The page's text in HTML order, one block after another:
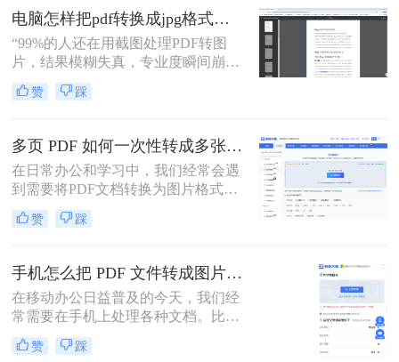
编，我见过太多人因方法不当浪费时
间。
电脑怎样把pdf转换成jpg格式的图片？三大高效方法，精准保真一看就会！
“99%的人还在用截图处理PDF转图
片，结果模糊失真，专业度瞬间崩
塌。”作为一名深耕电脑办公软件测
评多年的博主，小编每天都在与各种
办公人群和自媒体创作者而言，将一
份精心制作的PDF报告、产品手册或
设计稿，精准无误地转换为JPG图
片，是嵌入PPT、上传网站或进行二
次编辑的常见刚需。
赞 踩
多页 PDF 如何一次性转成多张图片？高效方法全解析！
在日常办公和学习中，我们经常会遇
到需要将PDF文档转换为图片格式的
情况，比如制作PPT素材、在社交媒
体分享资料，或者在不方便打开PDF
十页甚至上百页的PDF文件时，一页
页截图显然不现实。那么，多页 PDF
如何一次性转成多张图片呢？本文将
为你推荐几种有效的方法，并附带详
细的操作步骤和注意事项。
赞 踩
手机怎么把 PDF 文件转成图片？4种高效方法实测推荐
在移动办公日益普及的今天，我们经
常需要在手机上处理各种文档。比如
收到电子发票、合同或者学习资料是
PDF格式，但对方要求发送JPG图
赞 踩